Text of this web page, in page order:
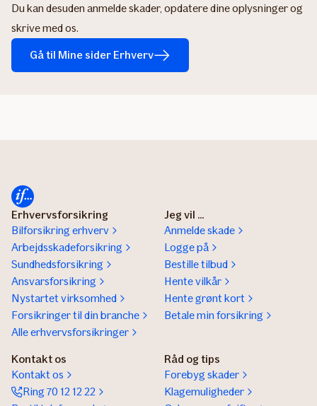
Du kan desuden anmelde skader, opdatere dine oplysninger og
skrive med os.
Gå til Mine sider Erhverv
Erhvervsforsikring
Bilforsikring erhverv
Arbejdsskadeforsikring
Sundhedsforsikring
Ansvarsforsikring
Nystartet virksomhed
Forsikringer til din branche
Alle erhvervsforsikringer
Jeg vil ...
Anmelde skade
Logge på
Bestille tilbud
Hente vilkår
Hente grønt kort
Betale min forsikring
Kontakt os
Kontakt os
Ring 70 12 12 22
Råd og tips
Forebyg skader
Klagemuligheder